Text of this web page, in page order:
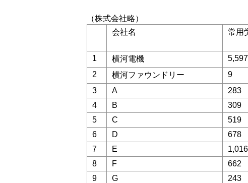
（株式会社略）
会社名
常用
1
横河電機 5,597
2
横河ファウンドリー 9
3
A 283
4
B 309
5
C 519
6
D 678
7
E 1,016
8
F 662
9
G 243